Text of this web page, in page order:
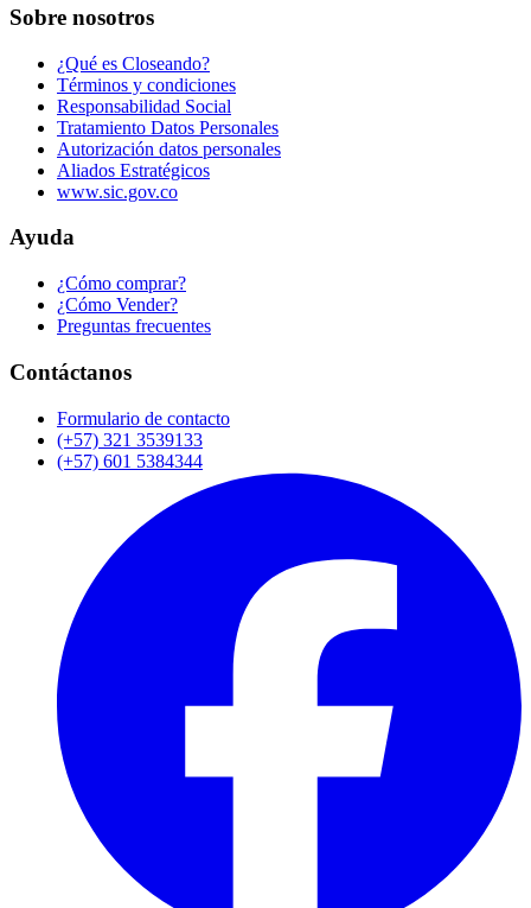
Sobre nosotros
¿Qué es Closeando?
Términos y condiciones
Responsabilidad Social
Tratamiento Datos Personales
Autorización datos personales
Aliados Estratégicos
www.sic.gov.co
Ayuda
¿Cómo comprar?
¿Cómo Vender?
Preguntas frecuentes
Contáctanos
Formulario de contacto
(+57) 321 3539133
(+57) 601 5384344